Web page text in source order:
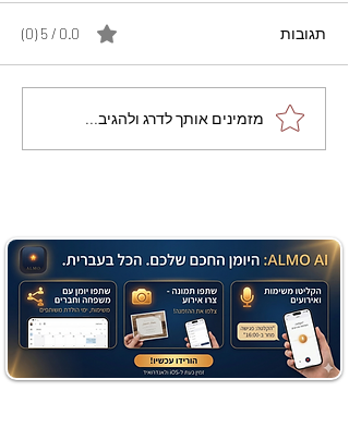
מתכון מנצח עוגת מייפל
שוקולד בחושה וקלה - זיוה
תגובות 0.0 / 5 ‏(0)
מזמינים אותך לדרג ולהגיב...